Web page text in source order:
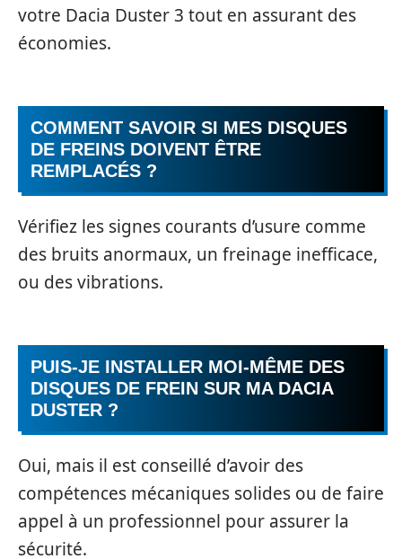
votre Dacia Duster 3 tout en assurant des
économies.
COMMENT SAVOIR SI MES DISQUES
DE FREINS DOIVENT ÊTRE
REMPLACÉS ?
Vérifiez les signes courants d’usure comme
des bruits anormaux, un freinage inefficace,
ou des vibrations.
PUIS-JE INSTALLER MOI-MÊME DES
DISQUES DE FREIN SUR MA DACIA
DUSTER ?
Oui, mais il est conseillé d’avoir des
compétences mécaniques solides ou de faire
appel à un professionnel pour assurer la
sécurité.